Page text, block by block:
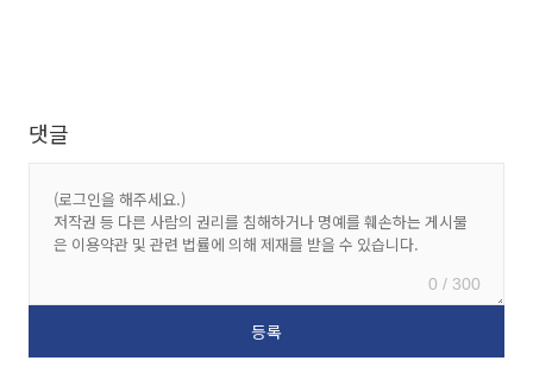
댓글
0 / 300